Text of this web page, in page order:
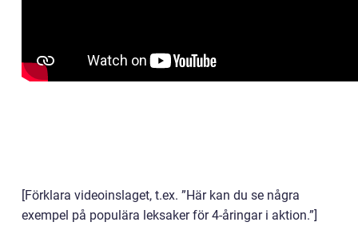
[Förklara videoinslaget, t.ex. ”Här kan du se några
exempel på populära leksaker för 4-åringar i aktion.”]